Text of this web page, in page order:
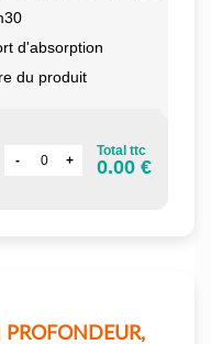
d'absorption
du produit
Total ttc
0.00 €